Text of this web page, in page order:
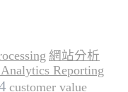
網站分析
Reporting
customer value